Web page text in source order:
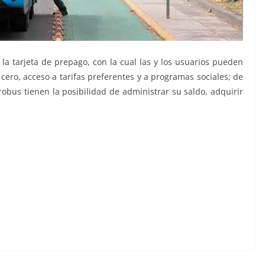
tarjeta de prepago, con la cual las y los usuarios pueden
acceso a tarifas preferentes y a programas sociales; de
tienen la posibilidad de administrar su saldo, adquirir